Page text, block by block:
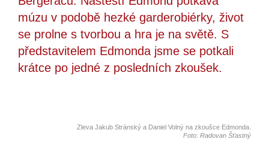
múzu v podobě hezké garderobiérky, život
se prolne s tvorbou a hra je na světě. S
představitelem Edmonda jsme se potkali
krátce po jedné z posledních zkoušek.
Zleva Jakub Stránský a Daniel Volný na zkoušce Edmonda.
Foto: Radovan Šťastný